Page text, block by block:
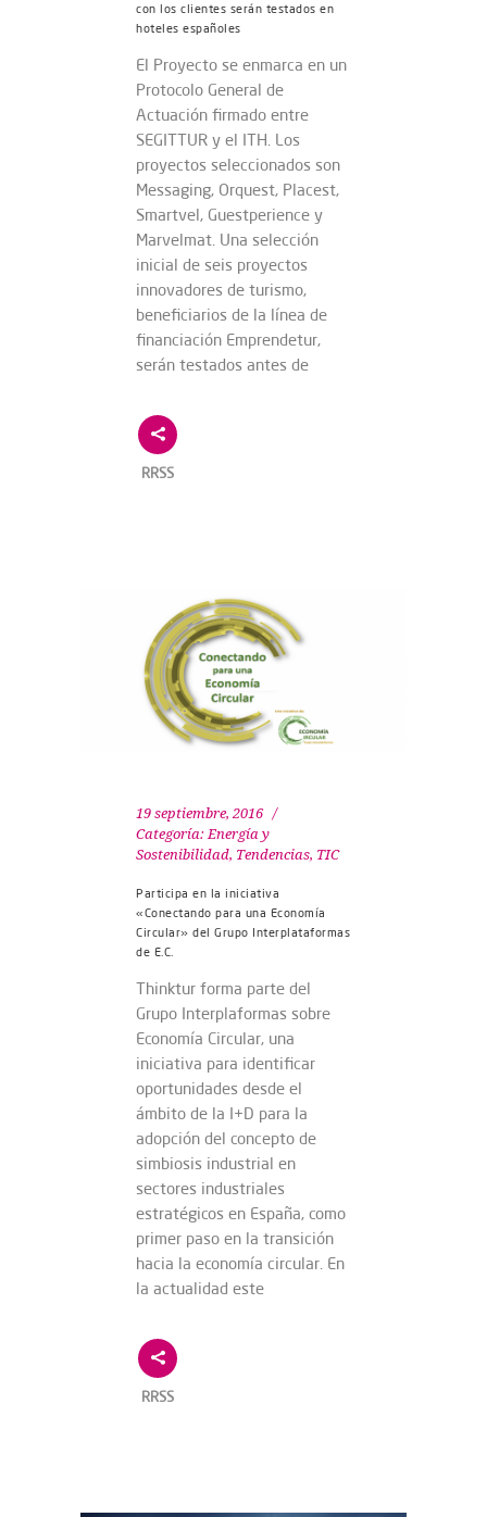
con los clientes serán testados en
hoteles españoles
El Proyecto se enmarca en un
Protocolo General de
Actuación firmado entre
SEGITTUR y el ITH. Los
proyectos seleccionados son
Messaging, Orquest, Placest,
Smartvel, Guestperience y
Marvelmat. Una selección
inicial de seis proyectos
innovadores de turismo,
beneficiarios de la línea de
financiación Emprendetur,
serán testados antes de
RRSS
19 septiembre, 2016
Categoría: Energía y
Sostenibilidad, Tendencias, TIC
Participa en la iniciativa
«Conectando para una Economía
Circular» del Grupo Interplataformas
de E.C.
Thinktur forma parte del
Grupo Interplaformas sobre
Economía Circular, una
iniciativa para identificar
oportunidades desde el
ámbito de la I+D para la
adopción del concepto de
simbiosis industrial en
sectores industriales
estratégicos en España, como
primer paso en la transición
hacia la economía circular. En
la actualidad este
RRSS